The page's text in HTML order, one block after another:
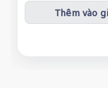
Thêm vào